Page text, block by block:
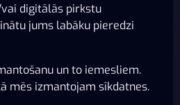
digitālās pirkstu
jums labāku pieredzi
un to iemesliem.
mēs izmantojam sīkdatnes.